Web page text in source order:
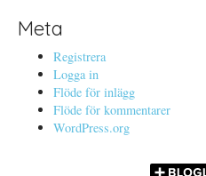
r
cMeta
Registrera
Logga in
Flöde för inlägg
Flöde för kommentarer
WordPress.org